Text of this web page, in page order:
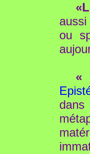
ou
«